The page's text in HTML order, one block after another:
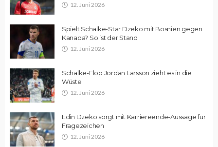
12. Juni 2026
Spielt Schalke-Star Dzeko mit Bosnien gegen
Kanada? So ist der Stand
12. Juni 2026
Schalke-Flop Jordan Larsson zieht es in die
Wüste
12. Juni 2026
Edin Dzeko sorgt mit Karriereende-Aussage für
Fragezeichen
12. Juni 2026